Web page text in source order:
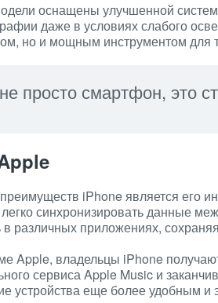
оснащены улучшенной
даже в условиях слабого
но и мощным инструментом для
просто смартфон, это
iPhone является его
синхронизировать данные
различных приложениях,
Apple, владельцы iPhone
сервиса Apple Music и
устройства еще более удобным